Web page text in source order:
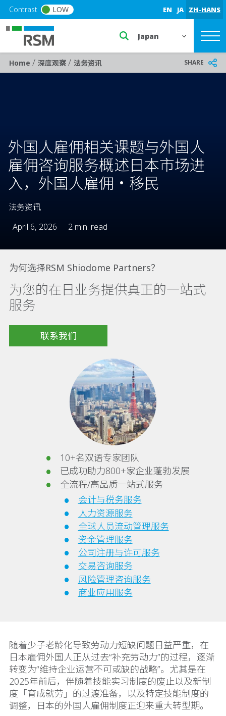
Skip to main content
Contrast LOW EN JA ZH-HANS
Select a region or
Breadcrumb
Home/ 深度观察/ 法务资讯 SHARE
外国人雇佣相关课题与外国人
雇佣咨询服务概述日本市场进
入，外国人雇佣・移民
法务资讯
April 6, 2026
2 min. read
为何选择RSM Shiodome Partners？
为您的在日业务提供真正的一站式
服务
联系我们
10+名双语专家团队
已成功助力800+家企业蓬勃发展
全流程/高品质一站式服务
会计与税务服务
人力资源服务
全球人员流动管理服务
资金管理服务
公司注册与许可服务
交易咨询服务
风险管理咨询服务
商业应用服务
随着少子老龄化导致劳动力短缺问题日益严重，在
日本雇佣外国人正从过去“补充劳动力”的过程，逐渐
转变为“维持企业运营不可或缺的战略”。尤其是在
2025年前后，伴随着技能实习制度的废止以及新制
度「育成就劳」的过渡准备，以及特定技能制度的
调整，日本的外国人雇佣制度正迎来重大转型期。